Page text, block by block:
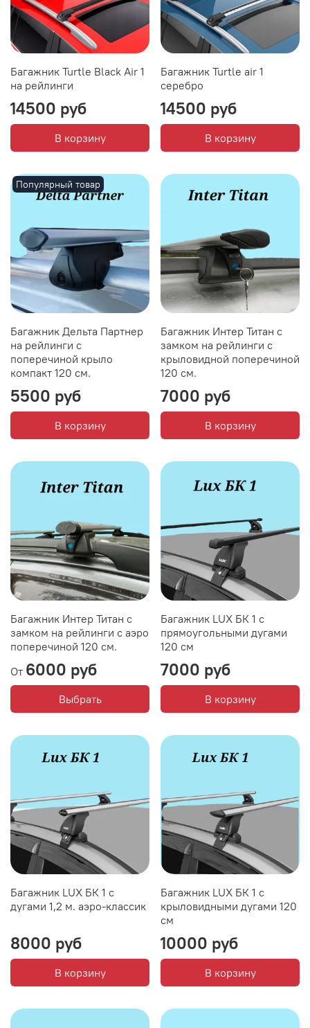
Багажник Turtle Black Air 1
на рейлинги
14500 руб
В корзину
Багажник Turtle air 1
серебро
14500 руб
В корзину
Популярный товар
Багажник Дельта Партнер
на рейлинги с
поперечиной крыло
компакт 120 см.
5500 руб
В корзину
Багажник Интер Титан с
замком на рейлинги с
крыловидной поперечиной
120 см.
7000 руб
В корзину
Багажник Интер Титан с
замком на рейлинги с аэро
поперечиной 120 см.
От 6000 руб
Выбрать
Багажник LUX БК 1 с
прямоугольными дугами
120 см
7000 руб
В корзину
Багажник LUX БК 1 с
дугами 1,2 м. аэро-классик
8000 руб
В корзину
Багажник LUX БК 1 с
крыловидными дугами 120
см
10000 руб
В корзину